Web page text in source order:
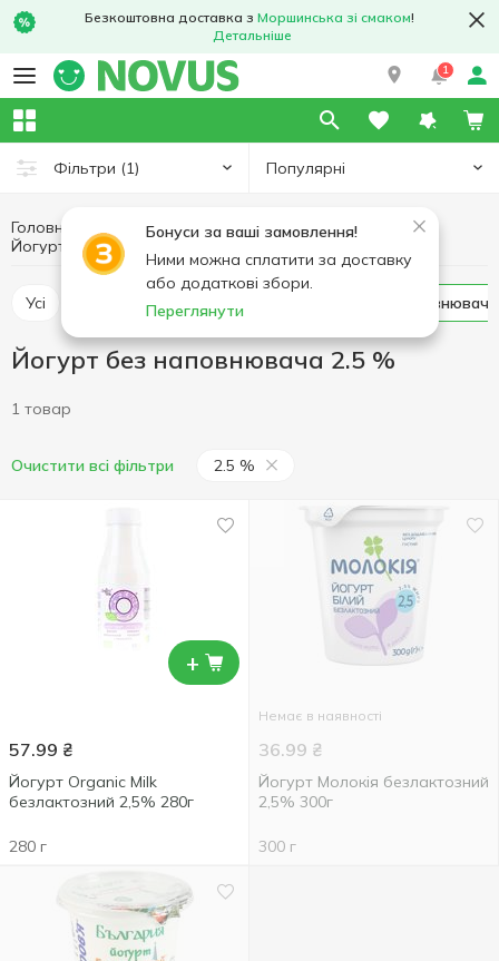
Безкоштовна доставка з Моршинська зі смаком!
Детальніше
1
Фільтри (1) Популярні
Бонуси за ваші замовлення!
Ними можна сплатити за доставку
або додаткові збори.
Переглянути
Головна Яйця та молочні продукти Йогурт
Йогурт без наповнювача
Усі Йогурт з наповнювачем Йогурт без наповнювача
Йогурт без наповнювача 2.5 %
1 товар
Очистити всі фільтри 2.5 %
+
57.99 ₴
Йогурт Organic Milk
безлактозний 2,5% 280г
280 г
Немає в наявності
36.99 ₴
Йогурт Молокія безлактозний
2,5% 300г
300 г